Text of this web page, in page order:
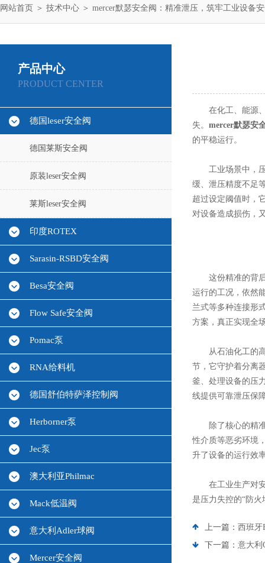
网站首页 ＞ 技术中心 ＞ mercer默瑟安全阀：精准泄压，筑牢工业设备
产品中心
PRODUCT CENTER
德国leser安全阀
德国莱斯安全阀
原装leser安全阀
莱斯leser安全阀
印度ROTEX
Sarasin-RSBD安全阀
Besa安全阀
Flow Safe安全阀
Pomac泵
RNA给料机
德国舒伯特萨泽控制阀
Herborner泵
Jec泵
澳大利亚Philmac
Mack低温阀
意大利Adler球阀
Mercer安全阀
在化工、能源、
失。 mercer默瑟安
的平稳运行。
工业场景中，压
缓、泄压精度不足
超过设定阈值时，
对设备造成损伤，
这份精准的背后
运行的工况，依然
兰式等多种连接形
方案，真正实现全
从石油化工的高
节，它守护着分离
釜、处理设备的压
线提供可靠泄压保
除了核心的精准
性介质等恶劣环境
升了设备的运行效
在工业生产对安
是压力失控的“防
上一篇： 西班牙
下一篇： 意大利